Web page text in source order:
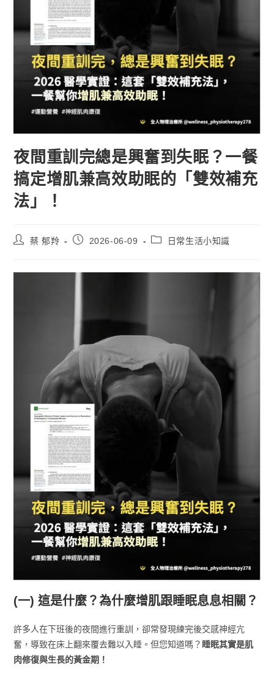
夜間重訓完總是興奮到失眠？一餐
搞定增肌兼高效助眠的「雙效補充
法」！
蔡 郁羚 2026-06-09 日常生活小知識
(一) 這是什麼？為什麼增肌跟睡眠息息相關？
許多人在下班後的夜間進行重訓，卻常發現練完後交感神經亢
奮，導致在床上翻來覆去難以入睡。但您知道嗎？ 睡眠其實是肌
肉修復與生長的黃金期！